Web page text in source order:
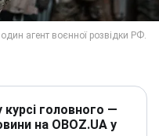
головного —
на OBOZ.UA у